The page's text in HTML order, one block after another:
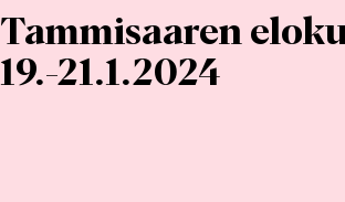
Tammisaaren
19.-21.1.2024